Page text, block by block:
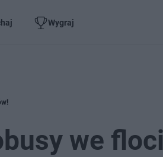
Wygraj
we